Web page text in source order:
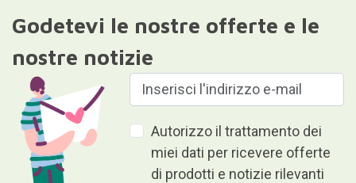
Godetevi le nostre offerte e le
nostre notizie
Autorizzo il trattamento dei
miei dati per ricevere offerte
di prodotti e notizie rilevanti